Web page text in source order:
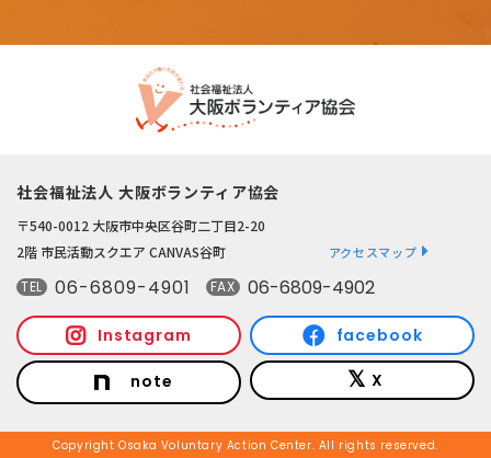
社会福祉法人 大阪ボランティア協会
〒540-0012 大阪市中央区谷町二丁目2-20
2階 市民活動スクエア CANVAS谷町
アクセスマップ
TEL 06-6809-4901 FAX 06-6809-4902
Instagram facebook
note X
Copyright Osaka Voluntary Action Center. All rights reserved.